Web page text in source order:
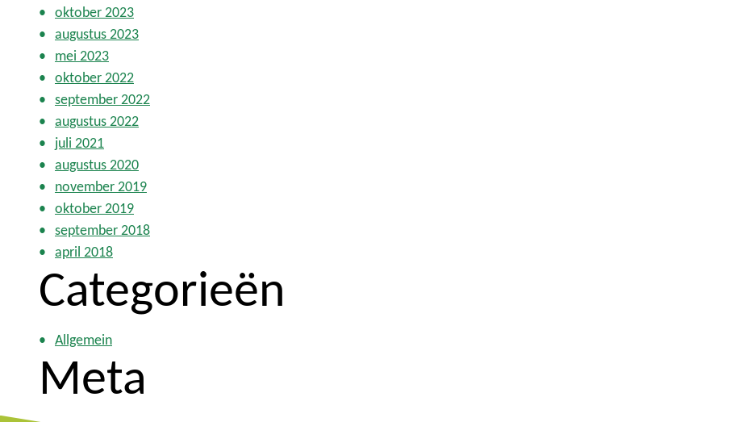
oktober 2023
augustus 2023
mei 2023
oktober 2022
september 2022
augustus 2022
juli 2021
augustus 2020
november 2019
oktober 2019
september 2018
april 2018
Categorieën
Allgemein
Meta